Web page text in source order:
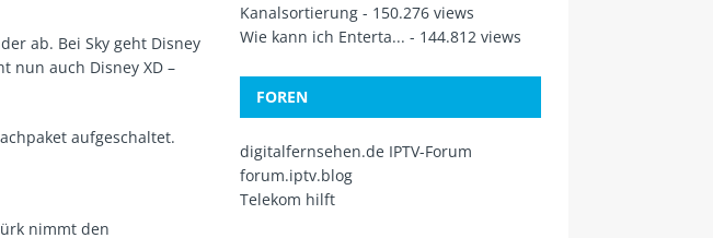
ab. Bei Sky geht Disney
nun auch Disney XD –
aufgeschaltet.
nimmt den
Kanalsortierung - 150.276 views
Wie kann ich Enterta... - 144.812 views
FOREN
digitalfernsehen.de IPTV-Forum
forum.iptv.blog
Telekom hilft